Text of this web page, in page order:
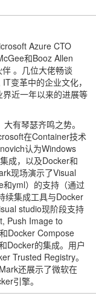
Azure CTO
和Booz Allen
。几位大佬畅谈
变革中的企业文化，
近一年以来的进展等
有琴瑟齐鸣之势。
在Container技术
认为Windows
成，以及Docker和
现场演示了Visual
yml）的支持（通过
续集成工具与Docker
studio现阶段支持
Push Image to
Docker Compose
Docker的集成。用户
Trusted Registry。
还展示了微软在
引擎。